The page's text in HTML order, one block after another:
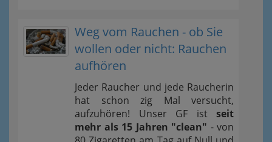
Weg vom Rauchen - ob Sie
wollen oder nicht: Rauchen
aufhören
Jeder Raucher und jede Raucherin
hat schon zig Mal versucht,
aufzuhören! Unser GF ist seit
mehr als 15 Jahren "clean" - von